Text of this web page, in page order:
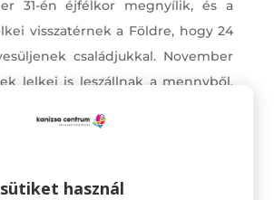
31-én éjfélkor megnyílik, és a
visszatérnek a Földre, hogy 24
családjukkal. November
lelkei is leszállnak a mennyből,
ünneplés, mint a gyász
FELVONULÁS – JAPÁN
használ